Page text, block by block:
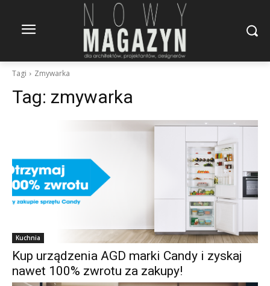
Tagi Zmywarka
Tag: zmywarka
Kuchnia
Kup urządzenia AGD marki Candy i zyskaj
nawet 100% zwrotu za zakupy!